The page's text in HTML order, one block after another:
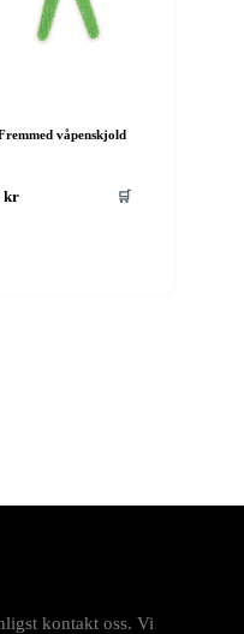
våpenskjold
kr 🛒
kontakt oss. Vi